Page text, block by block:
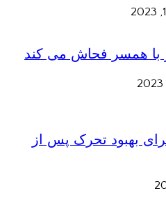
بهبود تحرک پس از